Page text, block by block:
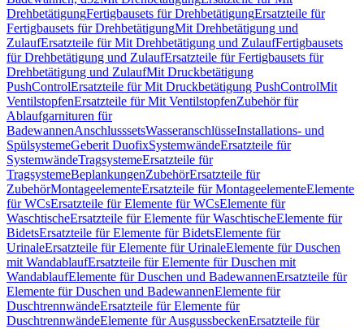
DrehbetätigungFertigbausets für DrehbetätigungErsatzteile für
Fertigbausets für DrehbetätigungMit Drehbetätigung und
ZulaufErsatzteile für Mit Drehbetätigung und ZulaufFertigbausets
für Drehbetätigung und ZulaufErsatzteile für Fertigbausets für
Drehbetätigung und ZulaufMit Druckbetätigung
PushControlErsatzteile für Mit Druckbetätigung PushControlMit
VentilstopfenErsatzteile für Mit VentilstopfenZubehör für
Ablaufgarnituren für
BadewannenAnschlusssetsWasseranschlüsseInstallations- und
SpülsystemeGeberit DuofixSystemwändeErsatzteile für
SystemwändeTragsystemeErsatzteile für
TragsystemeBeplankungenZubehörErsatzteile für
ZubehörMontageelementeErsatzteile für MontageelementeElemente
für WCsErsatzteile für Elemente für WCsElemente für
WaschtischeErsatzteile für Elemente für WaschtischeElemente für
BidetsErsatzteile für Elemente für BidetsElemente für
UrinaleErsatzteile für Elemente für UrinaleElemente für Duschen
mit WandablaufErsatzteile für Elemente für Duschen mit
WandablaufElemente für Duschen und BadewannenErsatzteile für
Elemente für Duschen und BadewannenElemente für
DuschtrennwändeErsatzteile für Elemente für
DuschtrennwändeElemente für AusgussbeckenErsatzteile für